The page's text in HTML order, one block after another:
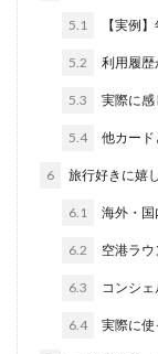
5.1 【実例
5.2 利用履歴
5.3 実際に感
5.4 他カー
6 旅行好きに嬉
6.1 海外・国
6.2 空港ラ
6.3 コンシ
6.4 実際に使